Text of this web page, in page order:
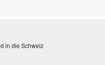
in die Schweiz